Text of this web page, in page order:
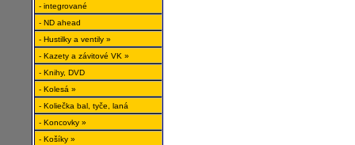
- integrované
- ND ahead
- Hustilky a ventily »
- Kazety a závitové VK »
- Knihy, DVD
- Kolesá »
- Koliečka bal, tyče, laná
- Koncovky »
- Košíky »